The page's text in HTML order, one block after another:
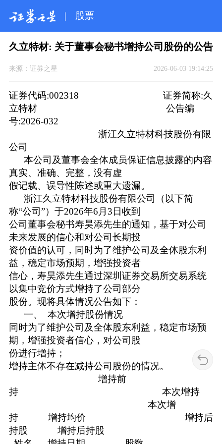
| 股票
久立特材: 关于董事会秘书增持公司股份的公告
来源： 证券之星 2026-06-03 19:14:25
证券代码:002318 证券简称:久
立特材 公告编
号:2026-032
浙江久立特材科技股份有限
公司
本公司及董事会全体成员保证信息披露的内容
真实、准确、完整，没有虚
假记载、误导性陈述或重大遗漏。
浙江久立特材科技股份有限公司（以下简
称“公司”）于2026年6月3日收到
公司董事会秘书寿昊添先生的通知，基于对公司
未来发展的信心和对公司长期投
资价值的认可，同时为了维护公司及全体股东利
益，稳定市场预期，增强投资者
信心，寿昊添先生通过深圳证券交易所交易系统
以集中竞价方式增持了公司部分
股份。现将具体情况公告如下：
一、 本次增持股份情况
同时为了维护公司及全体股东利益，稳定市场预
期，增强投资者信心，对公司股
份进行增持；
增持主体不存在减持公司股份的情况。
增持前
持 本次增持
本次增
持 增持均价 增持后
持股 增持后持股